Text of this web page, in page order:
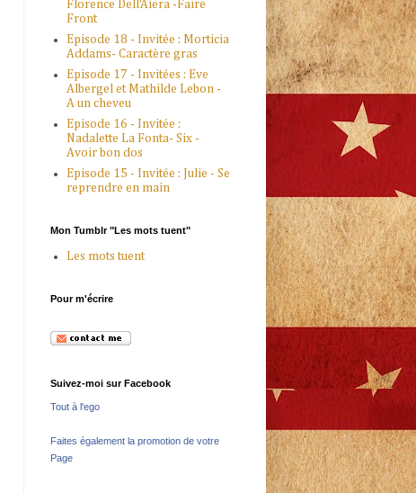
Florence Dell'Aiera -Faire
Front
Episode 18 - Invitée : Morticia
Addams- Caractère gras
Episode 17 - Invitées : Eve
Albergel et Mathilde Lebon -
A un cheveu
Episode 16 - Invitée :
Nadalette La Fonta- Six -
Avoir bon dos
Episode 15 - Invitée : Julie - Se
reprendre en main
Mon Tumblr "Les mots tuent"
Les mots tuent
Pour m'écrire
Suivez-moi sur Facebook
Tout à l'ego
Faites également la promotion de votre
Page